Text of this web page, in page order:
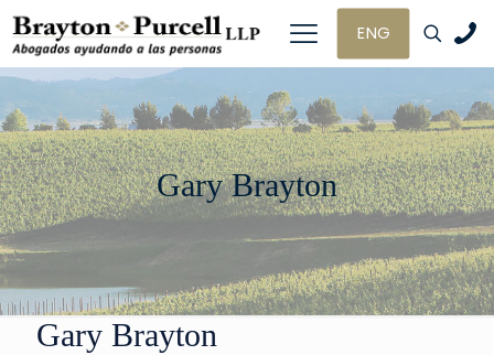
ENG
Gary Brayton
Gary Brayton